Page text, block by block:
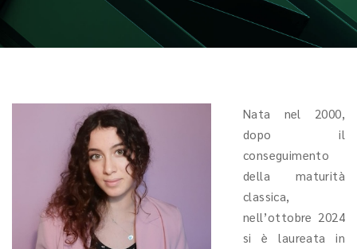
Nata nel 2000,
dopo il
conseguimento
della maturità
classica,
nell’ottobre 2024
si è laureata in